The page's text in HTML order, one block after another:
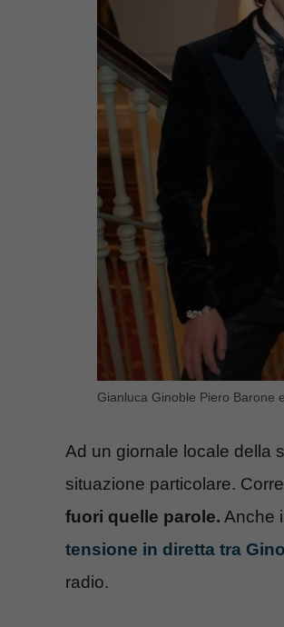
Gianluca Ginoble Piero Barone
Ad un giornale locale della
situazione particolare.
fuori quelle parole. Anche
tensione in diretta tra
radio.